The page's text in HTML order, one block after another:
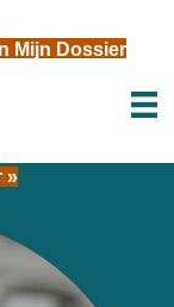
Mijn Dossier
»